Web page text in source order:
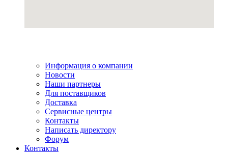
Информация о компании
Новости
Наши партнеры
Для поставщиков
Доставка
Сервисные центры
Контакты
Написать директору
Форум
Контакты